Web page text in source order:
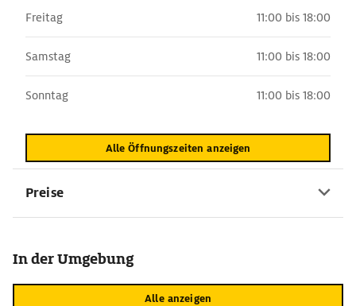
Freitag 11:00 bis 18:00
Samstag 11:00 bis 18:00
Sonntag 11:00 bis 18:00
Alle Öffnungszeiten anzeigen
Preise
In der Umgebung
Alle anzeigen